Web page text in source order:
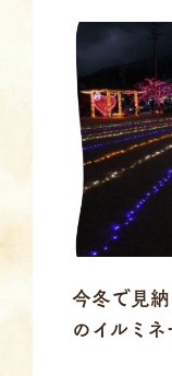
今冬で見
のイルミ